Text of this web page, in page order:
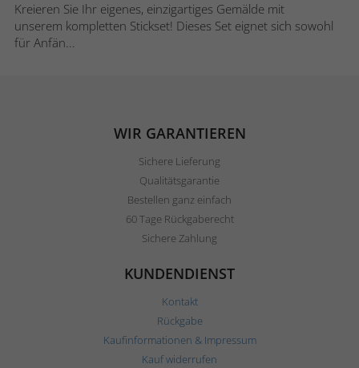
Kreieren Sie Ihr eigenes, einzigartiges Gemälde mit
unserem kompletten Stickset! Dieses Set eignet sich sowohl
für Anfän...
WIR GARANTIEREN
Sichere Lieferung
Qualitätsgarantie
Bestellen ganz einfach
60 Tage Rückgaberecht
Sichere Zahlung
KUNDENDIENST
Kontakt
Rückgabe
Kaufinformationen & Impressum
Kauf widerrufen